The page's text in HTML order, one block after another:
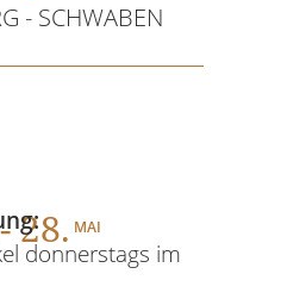
- SCHWABEN
28. MAI
donnerstags im